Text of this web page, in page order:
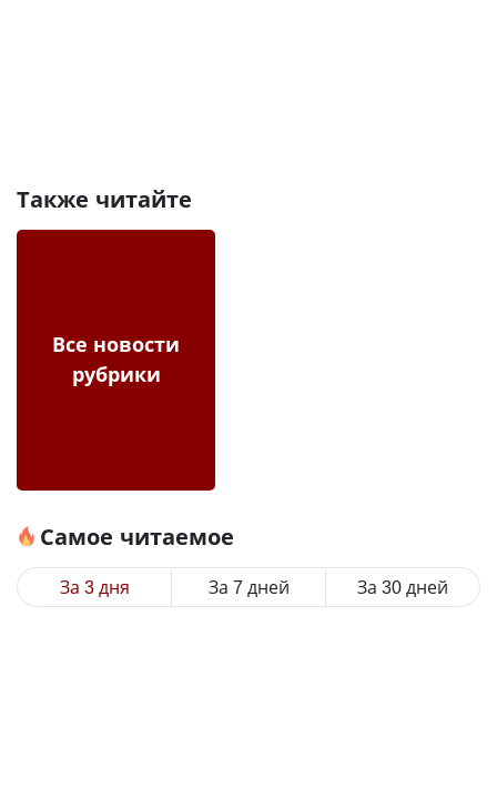
Также читайте
Все новости
рубрики
Самое читаемое
За 3 дня За 7 дней За 30 дней